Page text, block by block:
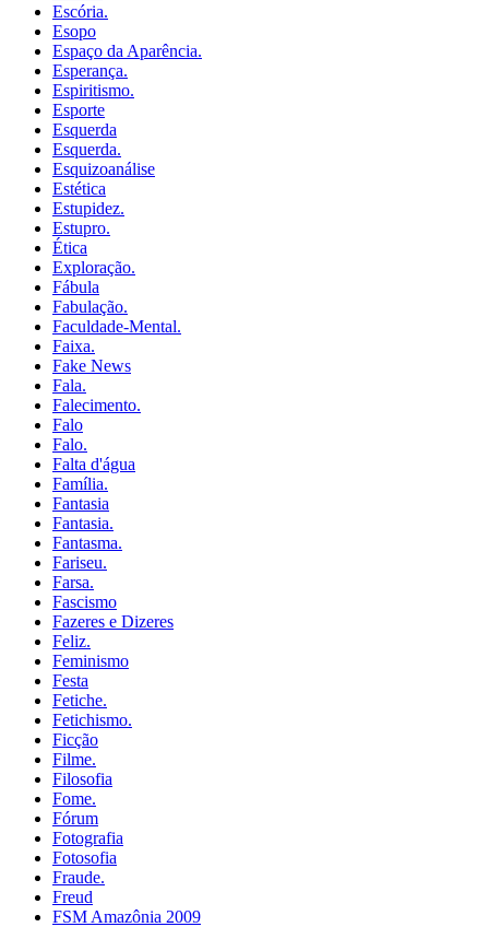
Escória.
Esopo
Espaço da Aparência.
Esperança.
Espiritismo.
Esporte
Esquerda
Esquerda.
Esquizoanálise
Estética
Estupidez.
Estupro.
Ética
Exploração.
Fábula
Fabulação.
Faculdade-Mental.
Faixa.
Fake News
Fala.
Falecimento.
Falo
Falo.
Falta d'água
Família.
Fantasia
Fantasia.
Fantasma.
Fariseu.
Farsa.
Fascismo
Fazeres e Dizeres
Feliz.
Feminismo
Festa
Fetiche.
Fetichismo.
Ficção
Filme.
Filosofia
Fome.
Fórum
Fotografia
Fotosofia
Fraude.
Freud
FSM Amazônia 2009